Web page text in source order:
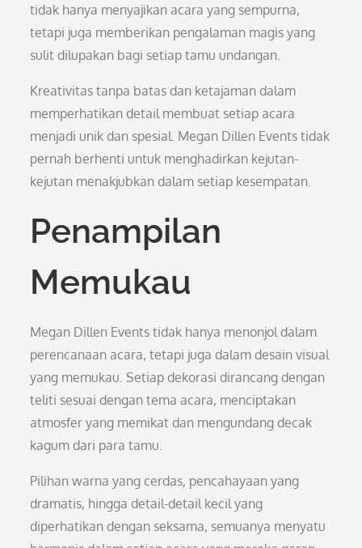
tidak hanya menyajikan acara yang sempurna,
tetapi juga memberikan pengalaman magis yang
sulit dilupakan bagi setiap tamu undangan.
Kreativitas tanpa batas dan ketajaman dalam
memperhatikan detail membuat setiap acara
menjadi unik dan spesial. Megan Dillen Events tidak
pernah berhenti untuk menghadirkan kejutan-
kejutan menakjubkan dalam setiap kesempatan.
Penampilan
Memukau
Megan Dillen Events tidak hanya menonjol dalam
perencanaan acara, tetapi juga dalam desain visual
yang memukau. Setiap dekorasi dirancang dengan
teliti sesuai dengan tema acara, menciptakan
atmosfer yang memikat dan mengundang decak
kagum dari para tamu.
Pilihan warna yang cerdas, pencahayaan yang
dramatis, hingga detail-detail kecil yang
diperhatikan dengan seksama, semuanya menyatu